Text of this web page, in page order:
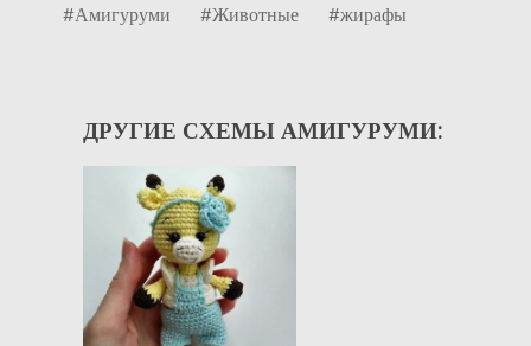
#Амигуруми #Животные #жирафы
ДРУГИЕ СХЕМЫ АМИГУРУМИ: